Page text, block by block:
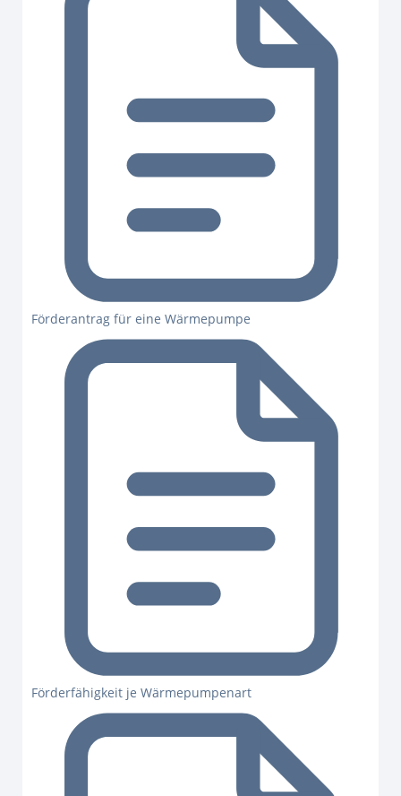
Förderantrag für eine Wärmepumpe
Förderfähigkeit je Wärmepumpenart